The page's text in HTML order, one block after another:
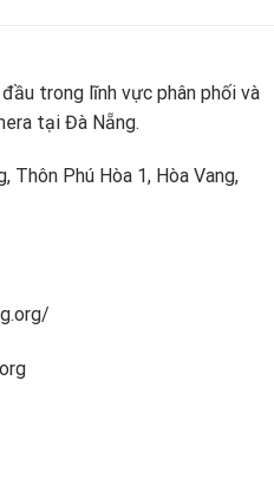
trong lĩnh vực phân phối và
tại Đà Nẵng.
Thôn Phú Hòa 1, Hòa Vang,